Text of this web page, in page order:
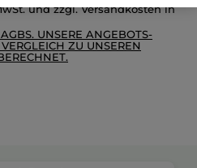
und zzgl. Versandkosten in
UNSERE ANGEBOTS-
ZU UNSEREN